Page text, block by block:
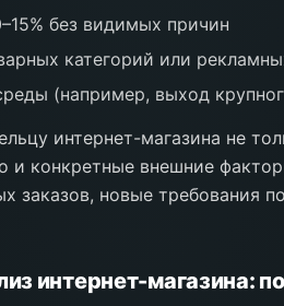
без видимых причин
категорий или
(например, выход
интернет-магазина не
и конкретные внешние
заказов, новые требования
интернет-магазина: